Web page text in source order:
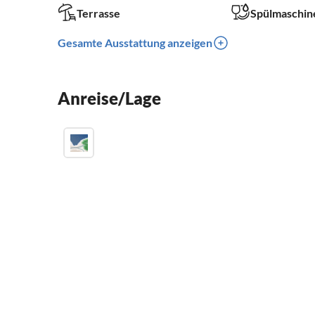
Terrasse
Gesamte Ausstattung anzeigen
Anreise/Lage